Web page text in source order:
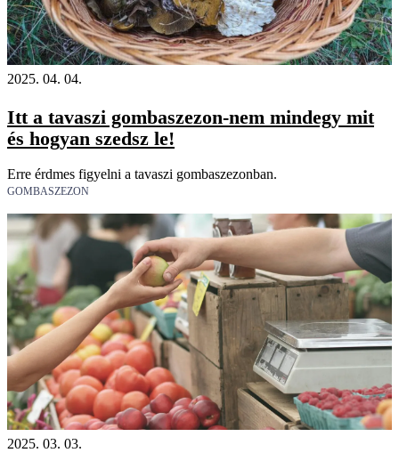
2025. 04. 04.
Itt a tavaszi gombaszezon-nem mindegy mit
és hogyan szedsz le!
Erre érdmes figyelni a tavaszi gombaszezonban.
GOMBASZEZON
2025. 03. 03.